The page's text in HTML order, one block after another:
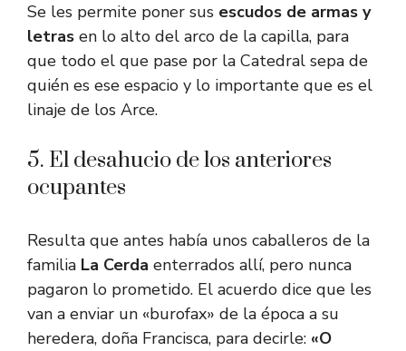
Se les permite poner sus escudos de armas y
letras en lo alto del arco de la capilla, para
que todo el que pase por la Catedral sepa de
quién es ese espacio y lo importante que es el
linaje de los Arce.
5. El desahucio de los anteriores
ocupantes
Resulta que antes había unos caballeros de la
familia La Cerda enterrados allí, pero nunca
pagaron lo prometido. El acuerdo dice que les
van a enviar un «burofax» de la época a su
heredera, doña Francisca, para decirle: «O